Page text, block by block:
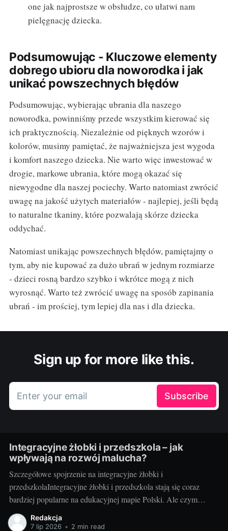
one jak najprostsze w obsłudze, co ułatwi nam
pielęgnację dziecka.
Podsumowując - Kluczowe elementy
dobrego ubioru dla noworodka i jak
unikać powszechnych błędów
Podsumowując, wybierając ubrania dla naszego
noworodka, powinniśmy przede wszystkim kierować się
ich praktycznością. Niezależnie od pięknych wzorów i
kolorów, musimy pamiętać, że najważniejsza jest wygoda
i komfort naszego dziecka. Nie warto więc inwestować w
drogie, markowe ubrania, które mogą okazać się
niewygodne dla naszej pociechy. Warto natomiast zwrócić
uwagę na jakość użytych materiałów - najlepiej, jeśli będą
to naturalne tkaniny, które pozwalają skórze dziecka
oddychać.
Natomiast unikając powszechnych błędów, pamiętajmy o
tym, aby nie kupować za dużo ubrań w jednym rozmiarze
- dzieci rosną bardzo szybko i wkrótce mogą z nich
wyrosnąć. Warto też zwrócić uwagę na sposób zapinania
ubrań - im prościej, tym lepiej dla nas i dla dziecka.
Sign up for more like this.
Enter your email Subscribe
Integracyjne żłobki i przedszkola – jak
wpływają na rozwój malucha?
Szczegółowe spojrzenie na integracyjne żłobki i
przedszkolaIntegracyjne żłobki i przedszkola stają się coraz
bardziej popularne na edukacyjnej mapie Polski. Ale czym
dokładnie są te instytucje i jakie korzyści przynoszą dzieciom?
Integracyjne żłobki i przedszkola to miejsca, gdzie dzieci o
Redakcja
7 lip 2026 • 2 min read